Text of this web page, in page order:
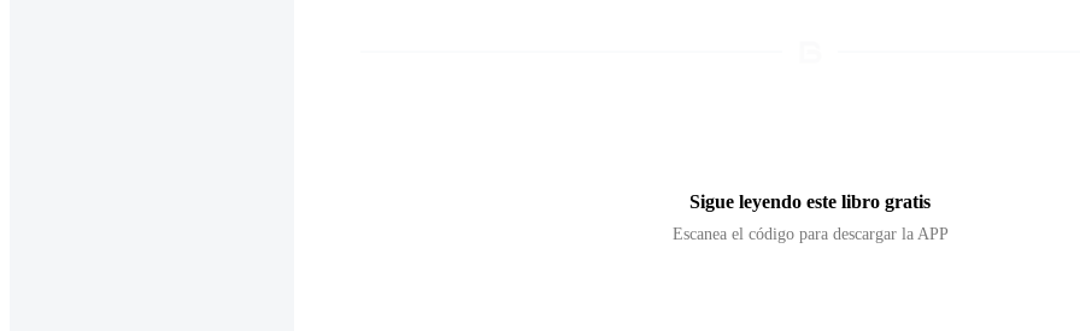
Sigue leyendo este libro gratis
Escanea el código para descargar la APP